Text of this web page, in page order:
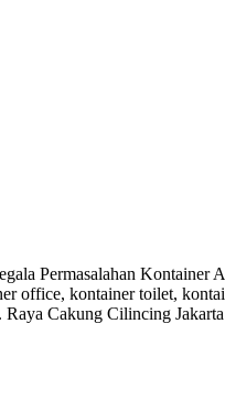
Permasalahan Kontainer
office, kontainer toilet,
Cakung Cilincing